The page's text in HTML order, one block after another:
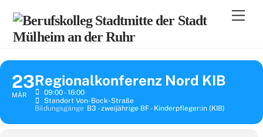
content
23
MÄR
Regionalkonferenz Nord KIB
09:00 - 16:00
Standort Von-Bock-Straße
Bildungsgänge B3 - zweijährige BF - Kinderpfleger:in (KIB)